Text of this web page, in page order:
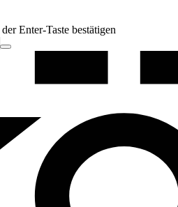
Enter-Taste bestätigen